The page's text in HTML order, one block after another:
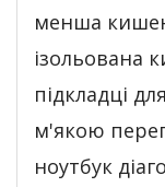
менша
ізольована
підкладці
м'якою
ноутбук